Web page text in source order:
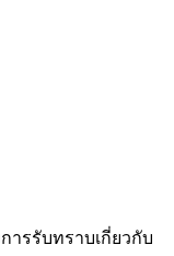
รรับทราบเกี่ยวกับ